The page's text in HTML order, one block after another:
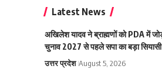
Latest News
अखिलेश यादव ने ब्राह्मणों को PDA में
चुनाव 2027 से पहले सपा का बड़ा सियासी
उत्तर प्रदेश August 5, 2026